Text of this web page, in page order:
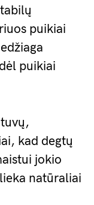
puikiai
puikiai
kad degtų
jokio
natūraliai